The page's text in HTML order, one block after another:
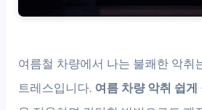
여름철 차량에서 나는 불쾌한 악취
트레스입니다. 여름 차량 악취 쉽게